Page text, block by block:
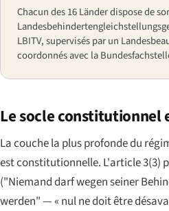
Chacun des 16 Länder dispose de
LBITV, supervisés par un
coordonnés avec la
Le socle constitutionnel
La couche la plus profonde du
est constitutionnelle. L'article 3(3)
("Niemand darf wegen seiner
werden"— « nul ne doit être